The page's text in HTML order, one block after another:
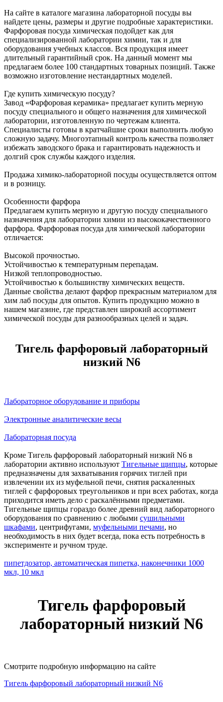
На сайте в каталоге магазина лабораторной посуды вы
найдете цены, размеры и другие подробные характеристики.
Фарфоровая посуда химическая подойдет как для
специализированной лаборатории химии, так и для
оборудования учебных классов. Вся продукция имеет
длительный гарантийный срок. На данный момент мы
предлагаем более 100 стандартных товарных позиций. Также
возможно изготовление нестандартных моделей.
Где купить химическую посуду?
Завод «Фарфоровая керамика» предлагает купить мерную
посуду специального и общего назначения для химической
лаборатории, изготовленную по чертежам клиента.
Специалисты готовы в кратчайшие сроки выполнить любую
сложную задачу. Многоэтапный контроль качества позволяет
избежать заводского брака и гарантировать надежность и
долгий срок службы каждого изделия.
Продажа химико-лабораторной посуды осуществляется оптом
и в розницу.
Особенности фарфора
Предлагаем купить мерную и другую посуду специального
назначения для лаборатории химии из высококачественного
фарфора. Фарфоровая посуда для химической лаборатории
отличается:
Высокой прочностью.
Устойчивостью к температурным перепадам.
Низкой теплопроводностью.
Устойчивостью к большинству химических веществ.
Данные свойства делают фарфор прекрасным материалом для
хим лаб посуды для опытов. Купить продукцию можно в
нашем магазине, где представлен широкий ассортимент
химической посуды для разнообразных целей и задач.
Тигель фарфоровый лабораторный
низкий N6
Лабораторное оборудование и приборы
Электронные аналитические весы
Лабораторная посуда
Кроме Тигель фарфоровый лабораторный низкий N6 в
лаборатории активно используют Тигельные щипцы, которые
предназначены для захватывания горячих тиглей при
извлечении их из муфельной печи, снятия раскаленных
тиглей с фарфоровых треугольников и при всех работах, когда
приходится иметь дело с раскалёнными предметами.
Тигельные щипцы гораздо более древний вид лабораторного
оборудования по сравнению с любыми сушильными
шкафами, центрифугами, муфельными печами, но
необходимость в них будет всегда, пока есть потребность в
эксперименте и ручном труде.
пипетдозатор, автоматическая пипетка, наконечники 1000
мкл, 10 мкл
Тигель фарфоровый
лабораторный низкий N6
Смотрите подробную информацию на сайте
Тигель фарфоровый лабораторный низкий N6